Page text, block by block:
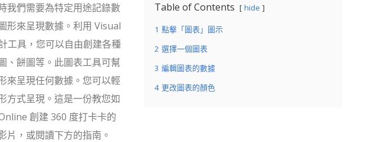
Table of Contents hide
1 點擊「圖表」圖示
2 選擇一個圖表
3 編輯圖表的數據
4 更改圖表的顏色
我們需要為特定用途記錄數
形來呈現數據。利用 Visual
工具，您可以自由創建各種
、餅圖等。此圖表工具可幫
來呈現任何數據。您可以輕
方式呈現。這是一份教您如
創建 360 度打卡卡的
片，或閱讀下方的指南。